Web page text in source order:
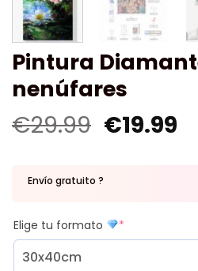
Pintura
nenúfares
€29.99 €19.99
Envío gratuito ?
Elige tu formato *